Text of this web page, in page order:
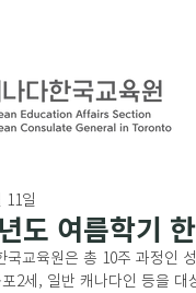
도 여름학기
11일
국교육원은 총 10주 과정인
2세, 일반 캐나다인 등을 대